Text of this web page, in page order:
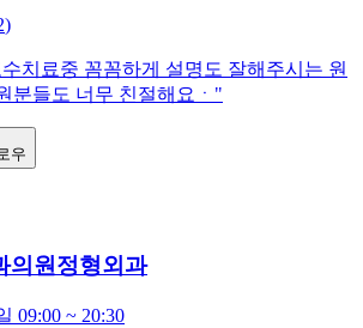
)
치료중 꼼꼼하게 설명도 잘해주시는 원
분들도 너무 친절해요ㆍ "
우
의원정형외과
09:00 ~ 20:30